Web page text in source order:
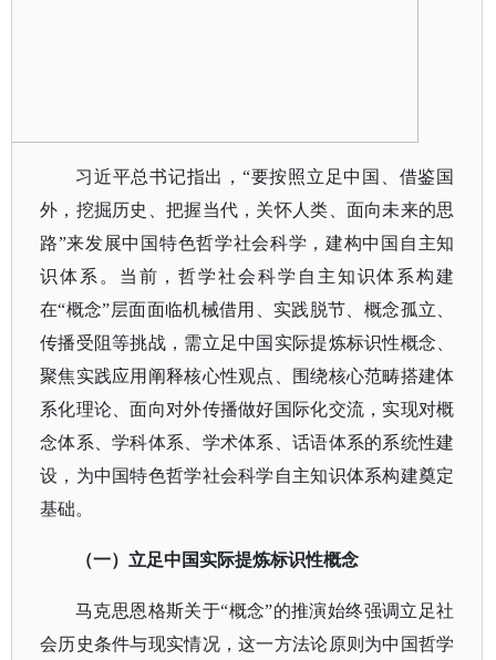
习近平总书记指出， “要按照立足中国、借鉴国
外，挖掘历史、把握当代，关怀人类、面向未来的思
路”来发展中国特色哲学社会科学，建构中国自主知
识体系。当前，哲学社会科学自主知识体系构建
在“概念”层面面临机械借用、实践脱节、概念孤立、
传播受阻等挑战，需立足中国实际提炼标识性概念、
聚焦实践应用阐释核心性观点、围绕核心范畴搭建体
系化理论、面向对外传播做好国际化交流，实现对概
念体系、学科体系、学术体系、话语体系的系统性建
设，为中国特色哲学社会科学自主知识体系构建奠定
基础。
（一）立足中国实际提炼标识性概念
马克思恩格斯关于“概念”的推演始终强调立足社
会历史条件与现实情况，这一方法论原则为中国哲学